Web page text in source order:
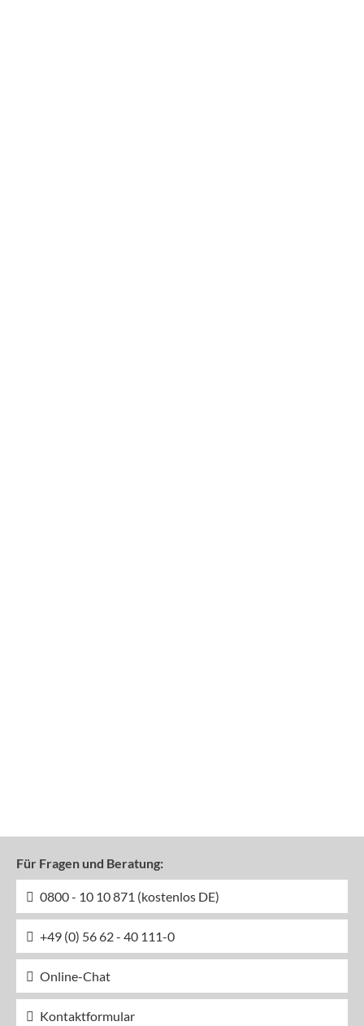
Für Fragen und Beratung:
0800 - 10 10 871 (kostenlos DE)
+49 (0) 56 62 - 40 111-0
Online-Chat
Kontaktformular